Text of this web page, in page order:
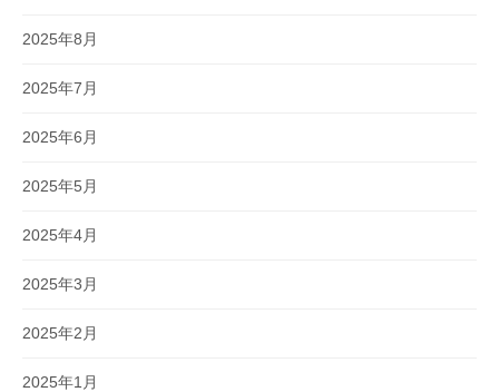
2025年8月
2025年7月
2025年6月
2025年5月
2025年4月
2025年3月
2025年2月
2025年1月